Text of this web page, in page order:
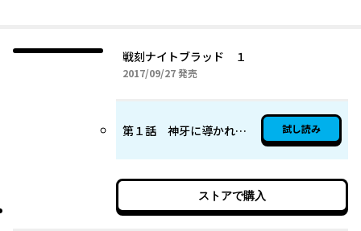
戦刻ナイトブラッド １
2017/09/272017年09月27日
発売
第１話 神牙に導かれし少女 試し読み
ストアで購入